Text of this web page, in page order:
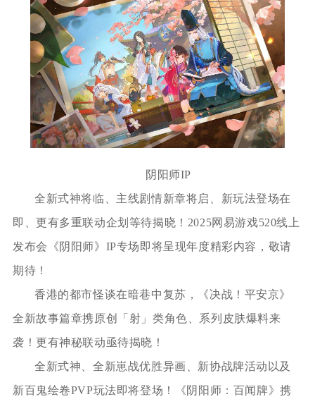
阴阳师IP
全新式神将临、主线剧情新章将启、新玩法登场在
即、更有多重联动企划等待揭晓！2025网易游戏520线上
发布会《阴阳师》IP专场即将呈现年度精彩内容，敬请
期待！
香港的都市怪谈在暗巷中复苏，《决战！平安京》
全新故事篇章携原创「射」类角色、系列皮肤爆料来
袭！更有神秘联动亟待揭晓！
全新式神、全新崽战优胜异画、新协战牌活动以及
新百鬼绘卷PVP玩法即将登场！《阴阳师：百闻牌》携